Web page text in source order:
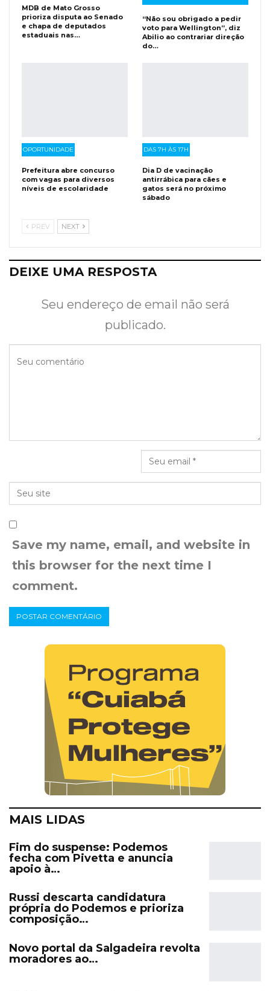
MDB de Mato Grosso
prioriza disputa ao Senado
e chapa de deputados
estaduais nas…
“Não sou obrigado a pedir
voto para Wellington”, diz
Abilio ao contrariar direção
do…
OPORTUNIDADE
Prefeitura abre concurso
com vagas para diversos
níveis de escolaridade
DAS 7H ÀS 17H
Dia D de vacinação
antirrábica para cães e
gatos será no próximo
sábado
PREV NEXT
DEIXE UMA RESPOSTA
Seu endereço de email não será
publicado.
Save my name, email, and website in
this browser for the next time I
comment.
MAIS LIDAS
Fim do suspense: Podemos
fecha com Pivetta e anuncia
apoio à…
Russi descarta candidatura
própria do Podemos e prioriza
composição…
Novo portal da Salgadeira revolta
moradores ao…